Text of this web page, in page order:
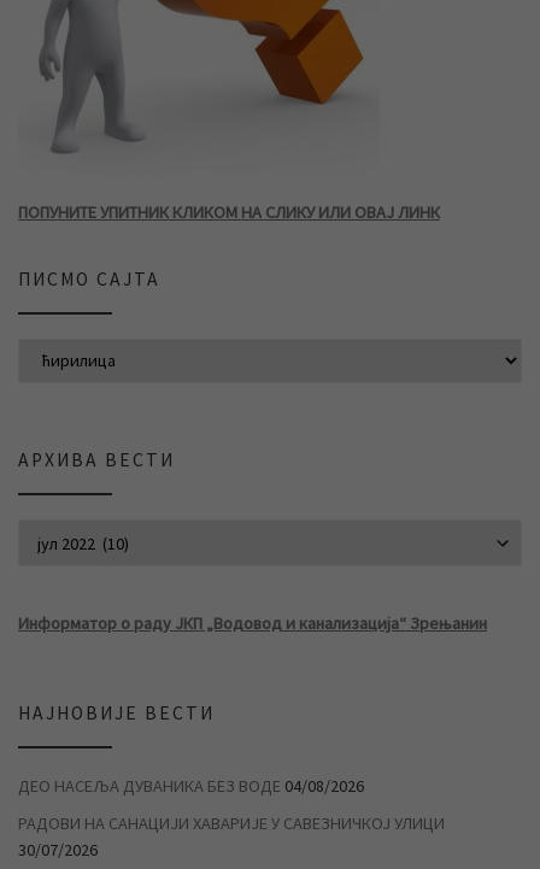
ПОПУНИТЕ УПИТНИК КЛИКОМ НА СЛИКУ ИЛИ ОВАЈ ЛИНК
ПИСМО САЈТА
АРХИВА ВЕСТИ
Информатор о раду ЈКП „Водовод и канализација“ Зрењанин
НАЈНОВИЈЕ ВЕСТИ
ДЕО НАСЕЉА ДУВАНИКА БЕЗ ВОДЕ 04/08/2026
РАДОВИ НА САНАЦИЈИ ХАВАРИЈЕ У САВЕЗНИЧКОЈ УЛИЦИ
30/07/2026